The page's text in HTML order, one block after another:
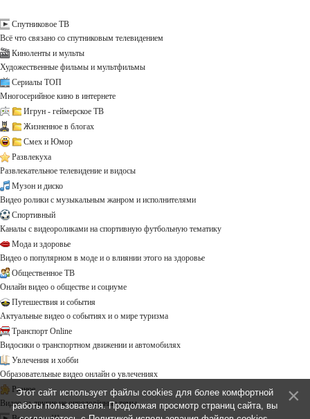
Спутниковое ТВ
Всё что связано со спутниковым телевидением
Киноленты и мульты
Художественные фильмы и мультфильмы
Сериалы ТОП
Многосерийное кино в интернете
Игрун - геймерское ТВ
Жизненное в блогах
Смех и Юмор
Развлекуха
Развлекательное телевидение и видосы
Музон и диско
Видео ролики с музыкальным жанром и исполнителями
Спортивный
Каналы с видеороликами на спортивную футбольную тематику
Мода и здоровье
Видео о популярном в моде и о влиянии этого на здоровье
Общественное ТВ
Онлайн видео о обществе и социуме
Путешествия и события
Актуальные видео о событиях и о мире туризма
Транспорт Online
Видосики о транспортном движении и автомобилях
Увлечения и хобби
Образовательные видео онлайн о увлечениях
Разное
Видео на другие не определённые темы ...
Этот сайт использует файлы cookies для более комфортной
работы пользователя. Продолжая просмотр страниц сайта, вы